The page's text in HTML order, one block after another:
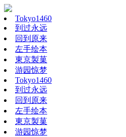
Tokyo1460
到过永远
回到原来
左手绘本
東京製菓
游园惊梦
Tokyo1460
到过永远
回到原来
左手绘本
東京製菓
游园惊梦